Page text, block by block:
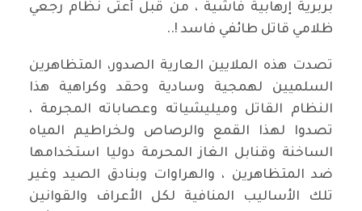
بربرية إرهابية فاشية ، من قبل أعتى نظام رجعي
ظلامي قاتل طائفي فاسد !..
تصدت هذه الملايين العارية الصدور، المتظاهرين
السلميين لهمجية وسادية وحقد وكراهية هذا
النظام القاتل وميليشياته وعصاباته المجرمة ،
تصدوا لهذا القمع والرصاص ولخراطيم المياه
الساخنة وقنابل الغاز المحرمة دوليا استخدامها
ضد المتظاهرين ، والهراوات وبنادق الصيد وغير
تلك الأساليب المنافية لكل الأعراف والقوانين